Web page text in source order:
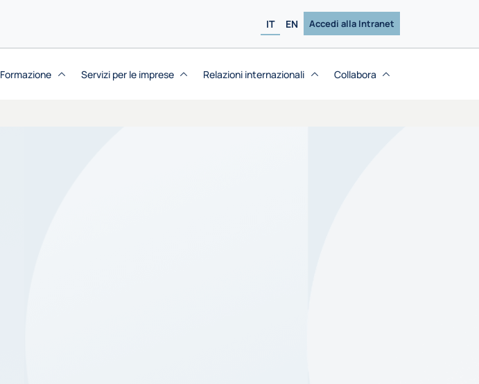
IT EN Accedi alla Intranet
Formazione Servizi per le imprese Relazioni internazionali Collabora